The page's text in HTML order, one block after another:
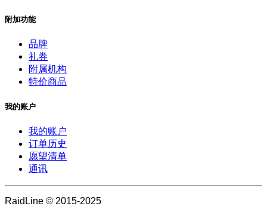
附加功能
品牌
礼券
附属机构
特价商品
我的账户
我的账户
订单历史
愿望清单
通讯
RaidLine © 2015-2025